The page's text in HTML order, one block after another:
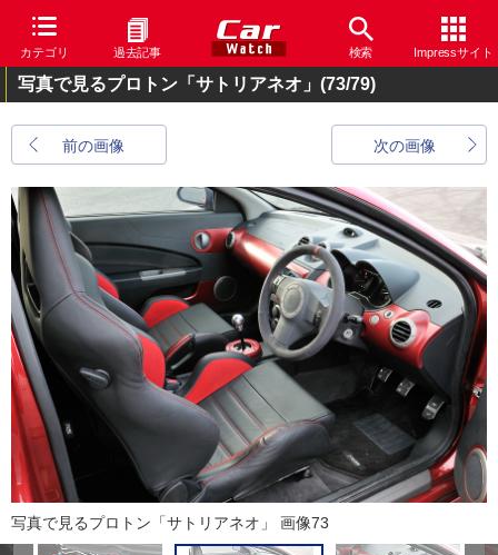
カテゴリ 過去記事 検索 Impressサイト
写真で見るプロトン「サトリアネオ」 (73/79)
前の画像 次の画像
写真で見るプロトン「サトリアネオ」 画像73